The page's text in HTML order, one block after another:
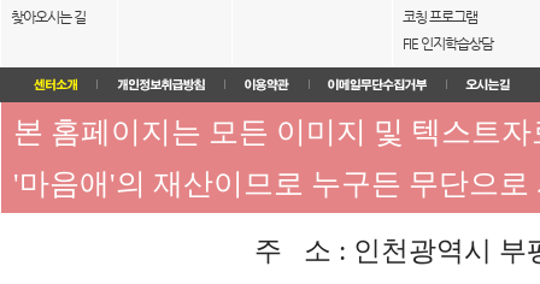
찾아오시는 길
코칭 프로그램
FIE 인지학습상담
본 홈페이지는 모든 이미지 및 텍스트
'마음애'의 재산이므로 누구든 무단으
주 소 : 인천광역시 부